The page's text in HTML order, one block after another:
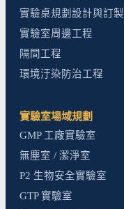
實驗桌規劃設計與訂製
實驗室周邊工程
隔間工程
環境汙染防治工程
實驗室場域規劃
GMP 工廠實驗室
無塵室 / 潔淨室
P2 生物安全實驗室
GTP 實驗室